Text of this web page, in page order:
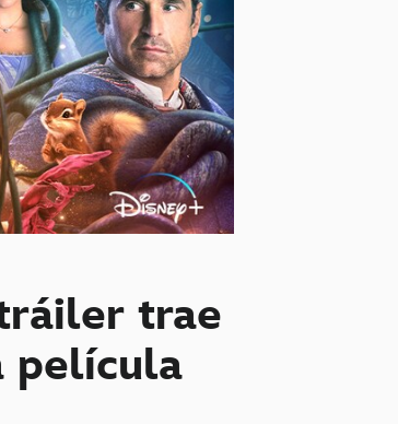
trae
película